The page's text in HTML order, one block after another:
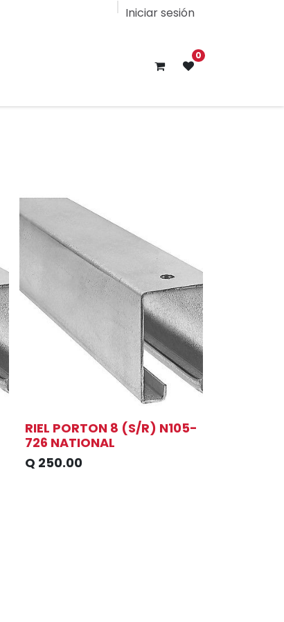
Iniciar sesión
0
RIEL PORTON 8 (S/R) N105-
726 NATIONAL
Q 250.00